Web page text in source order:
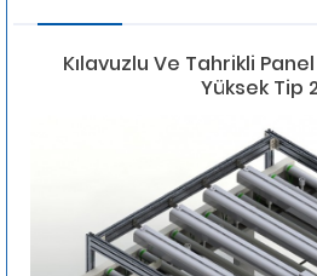
Kılavuzlu Ve Tahrikli
Yüksek Tip